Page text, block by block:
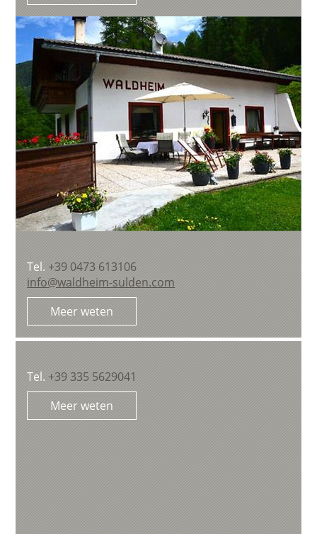
Tel.+39 0473 613106
info@waldheim-sulden.com
Meer weten
Tel. +39 335 5629041
Meer weten